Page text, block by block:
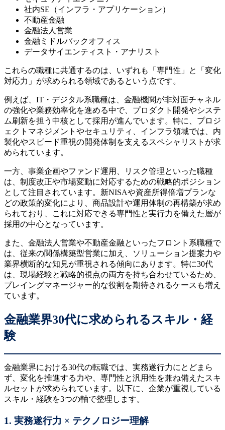
社内SE（インフラ・アプリケーション）
不動産金融
金融法人営業
金融ミドルバックオフィス
データサイエンティスト・アナリスト
これらの職種に共通するのは、いずれも「専門性」と「変化
対応力」が求められる領域であるという点です。
例えば、IT・デジタル系職種は、金融機関が非対面チャネル
の強化や業務効率化を進める中で、プロダクト開発やシステ
ム刷新を担う中核として採用が進んでいます。特に、プロジ
ェクトマネジメントやセキュリティ、インフラ領域では、内
製化やスピード重視の開発体制を支えるスペシャリストが求
められています。
一方、事業企画やファンド運用、リスク管理といった職種
は、制度改正や市場変動に対応するための戦略的ポジション
として注目されています。新NISAや資産所得倍増プランな
どの政策的変化により、商品設計や運用体制の再構築が求め
られており、これに対応できる専門性と実行力を備えた層が
採用の中心となっています。
また、金融法人営業や不動産金融といったフロント系職種で
は、従来の関係構築型営業に加え、ソリューション提案力や
業界横断的な知見が重視される傾向にあります。特に30代
は、現場経験と戦略的視点の両方を持ち合わせているため、
プレイングマネージャー的な役割を期待されるケースも増え
ています。
金融業界30代に求められるスキル・経
験
金融業界における30代の転職では、実務遂行力にとどまら
ず、変化を推進する力や、専門性と汎用性を兼ね備えたスキ
ルセットが求められています。以下に、企業が重視している
スキル・経験を3つの軸で整理します。
1. 実務遂行力 × テクノロジー理解